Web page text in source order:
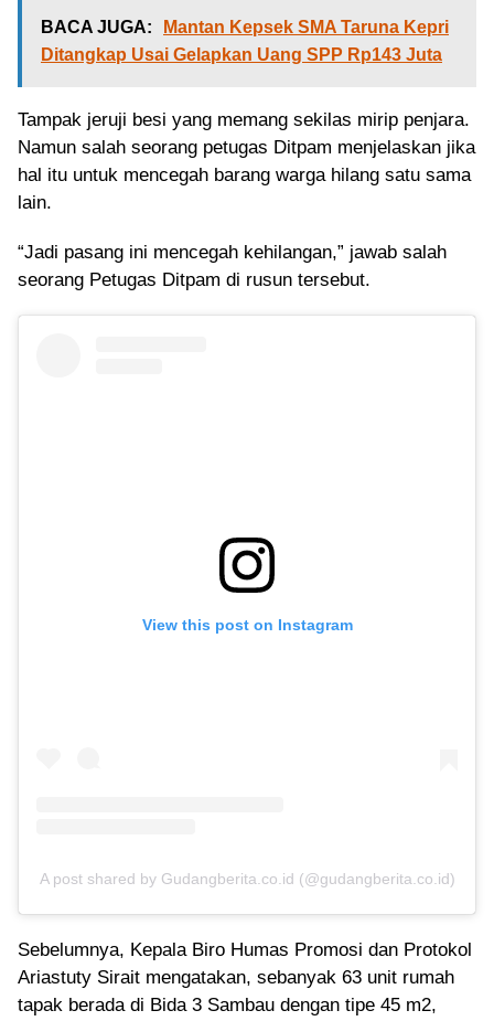
BACA JUGA:
Mantan Kepsek SMA Taruna Kepri
Ditangkap Usai Gelapkan Uang SPP Rp143 Juta
Tampak jeruji besi yang memang sekilas mirip penjara.
Namun salah seorang petugas Ditpam menjelaskan jika
hal itu untuk mencegah barang warga hilang satu sama
lain.
“Jadi pasang ini mencegah kehilangan,” jawab salah
seorang Petugas Ditpam di rusun tersebut.
View this post on Instagram
A post shared by Gudangberita.co.id (@gudangberita.co.id)
Sebelumnya, Kepala Biro Humas Promosi dan Protokol
Ariastuty Sirait mengatakan, sebanyak 63 unit rumah
tapak berada di Bida 3 Sambau dengan tipe 45 m2,